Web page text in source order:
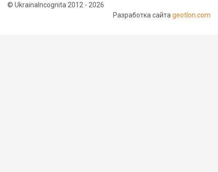
© UkrainaIncognita 2012 - 2026
Разработка сайта geotlon.com